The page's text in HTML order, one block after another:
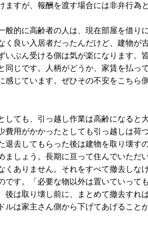
ますが、報酬を渡す場合には非弁行為
的に高齢者の人は、現在部屋を借り
く良い入居者だったんだけど、建物が
いぶん受ける側は気が楽になります。
同じです。人柄がどうか、家賃を払っ
感じています。ぜひその不安をこちら
ても、引っ越し作業は高齢になると
費用がかかったとしても引っ越しは荷
退去してもらった後は建物を取り壊す
ましょう。長期に亘って住んでいただ
くありません。それをすべて撤去しな
です。「必要な物以外は置いていって
後は取り壊し前に、まとめて撤去すれ
ルは家主さん側から下げてあげること